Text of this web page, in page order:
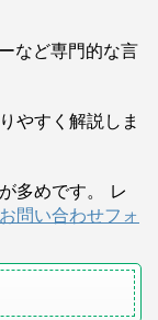
など専門的な言
やすく解説しま
多めです。 レ
お問い合わせフォ